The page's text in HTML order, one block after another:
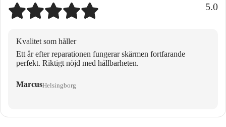
5.0
Kvalitet som håller
Ett år efter reparationen fungerar skärmen fortfarande
perfekt. Riktigt nöjd med hållbarheten.
MarcusHelsingborg